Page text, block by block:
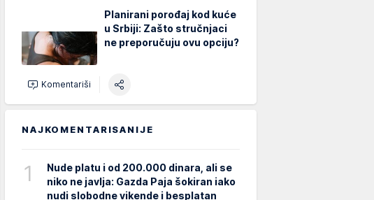
Planirani porođaj kod kuće
u Srbiji: Zašto stručnjaci
ne preporučuju ovu opciju?
Komentariši
NAJKOMENTARISANIJE
1
Nude platu i od 200.000 dinara, ali se
niko ne javlja: Gazda Paja šokiran iako
nudi slobodne vikende i besplatan